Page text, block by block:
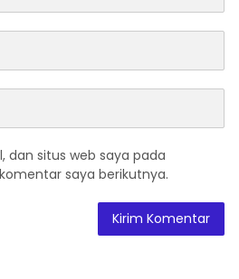
dan situs web saya pada
saya berikutnya.